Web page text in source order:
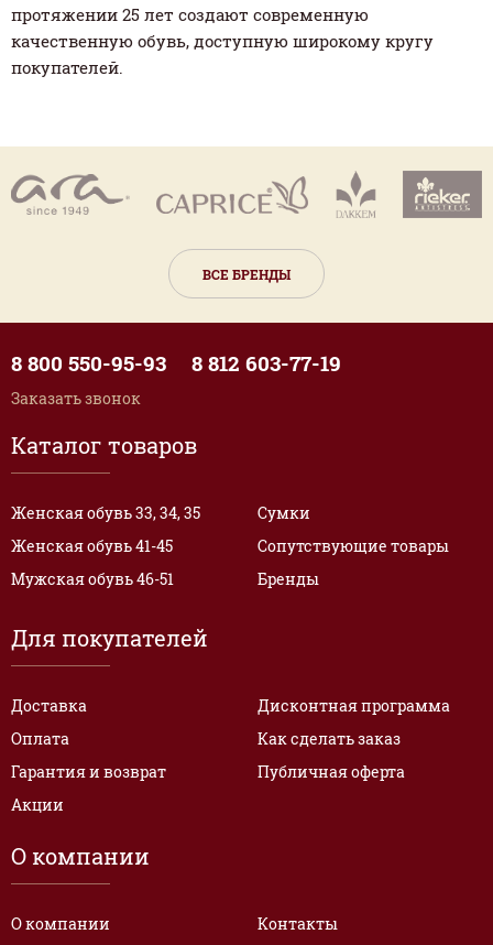
протяжении 25 лет создают современную
качественную обувь, доступную широкому кругу
покупателей.
ВСЕ БРЕНДЫ
Каталог товаров
Женская обувь 33, 34, 35
Женская обувь 41-45
Мужская обувь 46-51
Сумки
Сопутствующие товары
Бренды
Для покупателей
Доставка
Оплата
Гарантия и возврат
Акции
Дисконтная программа
Как сделать заказ
Публичная оферта
О компании
О компании Контакты
8 800 550-95-93 8 812 603-77-19
Заказать звонок